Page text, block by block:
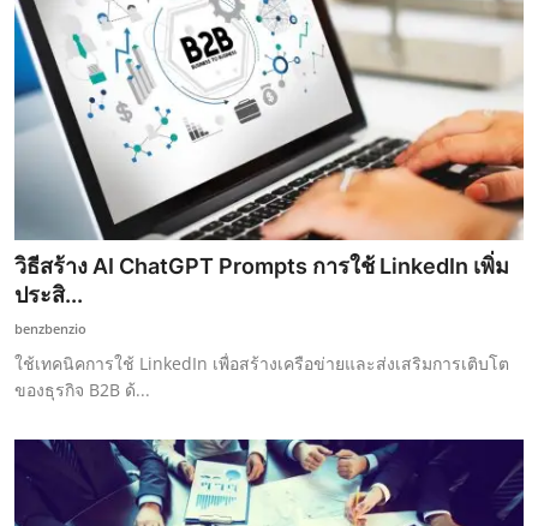
วิธีสร้าง AI ChatGPT Prompts การใช้ LinkedIn เพิ่ม
ประสิ...
benzbenzio
ใช้เทคนิคการใช้ LinkedIn เพื่อสร้างเครือข่ายและส่งเสริมการเติบโต
ของธุรกิจ B2B ด้...